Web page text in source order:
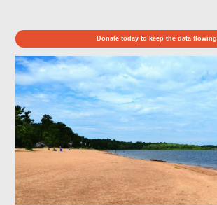
Donate today to keep the data flowing